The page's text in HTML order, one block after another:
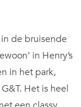
de bruisende
in Henry’s
in het park,
Het is heel